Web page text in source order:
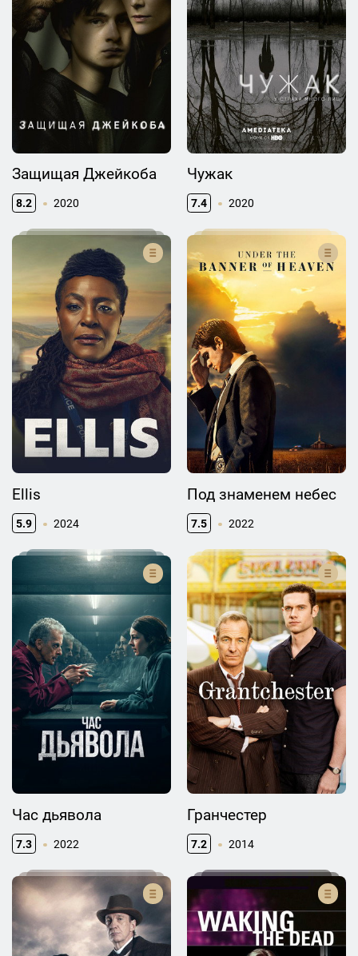
Защищая Джейкоба
8.2 2020
Чужак
7.4 2020
Ellis
5.9 2024
Под знаменем небес
7.5 2022
Час дьявола
7.3 2022
Гранчестер
7.2 2014